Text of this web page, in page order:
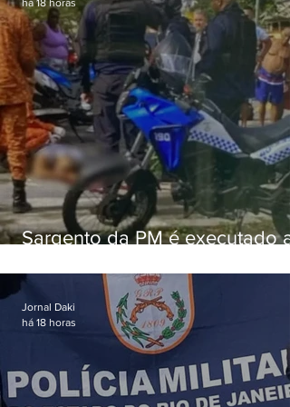
Sargento da PM é executado a
em Vaz Lobo
Jornal Daki
há 18 horas